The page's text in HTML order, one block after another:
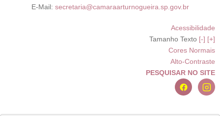
E-Mail: secretaria@camaraarturnogueira.sp.gov.br
Acessibilidade
Tamanho Texto [-] [+]
Cores Normais
Alto-Contraste
PESQUISAR NO SITE